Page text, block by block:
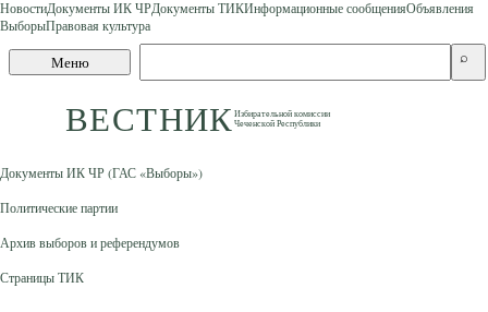
Skip to content
НовостиДокументы ИК ЧРДокументы ТИКИнформационные сообщенияОбъявления
ВыборыПравовая культура
Меню
ВЕСТНИКИзбирательной комиссии
Чеченской Республики
сайту
⌕
Документы ИК ЧР (ГАС «Выборы»)
Политические партии
Архив выборов и референдумов
Страницы ТИК